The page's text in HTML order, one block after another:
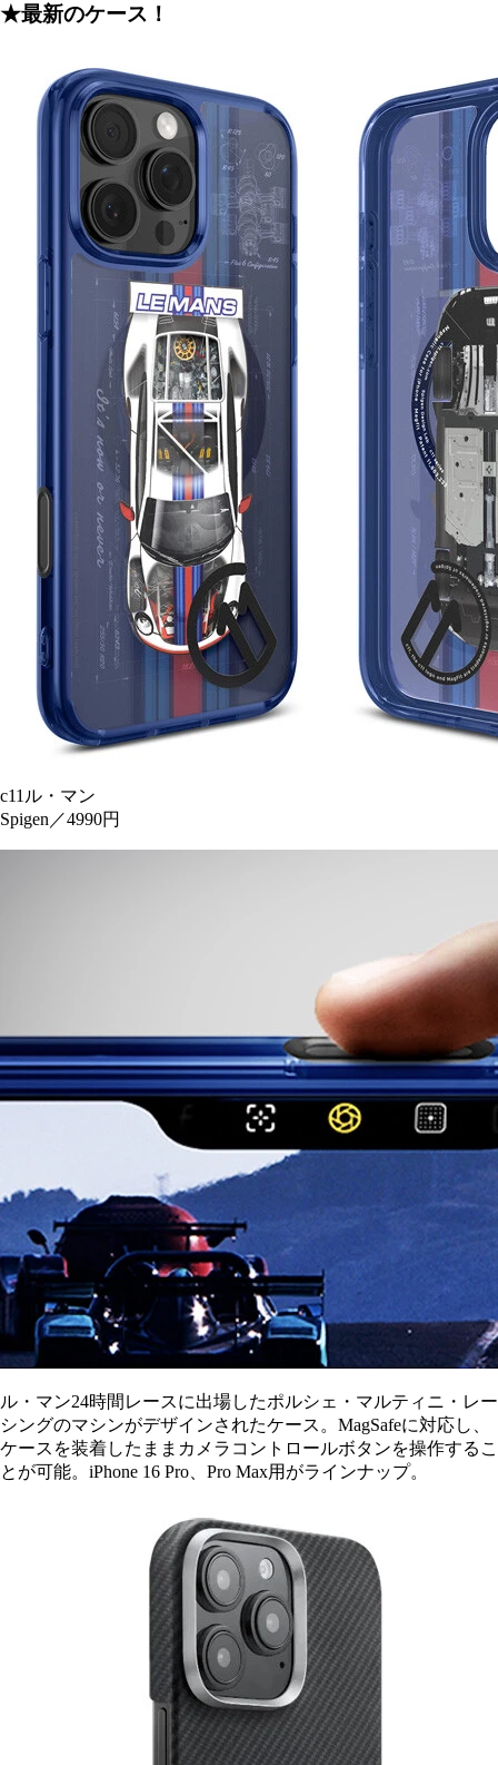
★最新のケース！
c11ル・マン
Spigen／4990円
ル・マン24時間レースに出場したポルシェ・マルティニ・レー
シングのマシンがデザインされたケース。MagSafeに対応し、
ケースを装着したままカメラコントロールボタンを操作するこ
とが可能。iPhone 16 Pro、Pro Max用がラインナップ。